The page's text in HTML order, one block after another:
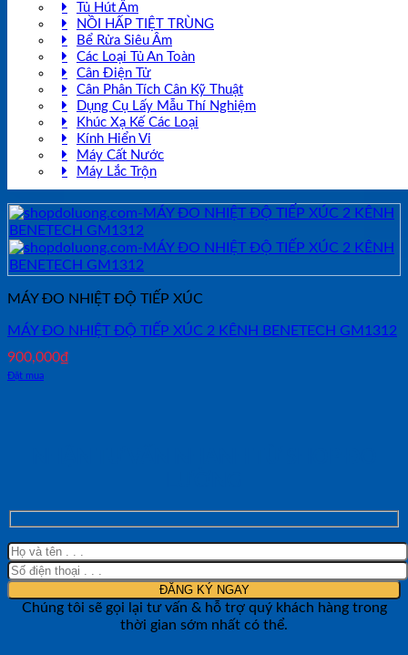
Tủ Hút Ẩm
NỒI HẤP TIỆT TRÙNG
Bể Rửa Siêu Âm
Các Loại Tủ An Toàn
Cân Điện Tử
Cân Phân Tích Cân Kỹ Thuật
Dụng Cụ Lấy Mẫu Thí Nghiệm
Khúc Xạ Kế Các Loại
Kính Hiển Vi
Máy Cất Nước
Máy Lắc Trộn
MÁY ĐO NHIỆT ĐỘ TIẾP XÚC
MÁY ĐO NHIỆT ĐỘ TIẾP XÚC 2 KÊNH BENETECH GM1312
900,000₫
Đặt mua
Chúng tôi sẽ gọi lại tư vấn & hỗ trợ quý khách hàng trong
thời gian sớm nhất có thể.